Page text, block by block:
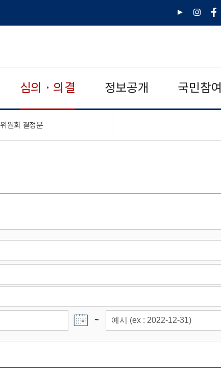
유
인
페
심의 · 의결 정보공개 국민참여
위원회 결정문"접기,펼치기"
~